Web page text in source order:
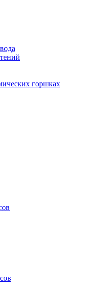
горшках